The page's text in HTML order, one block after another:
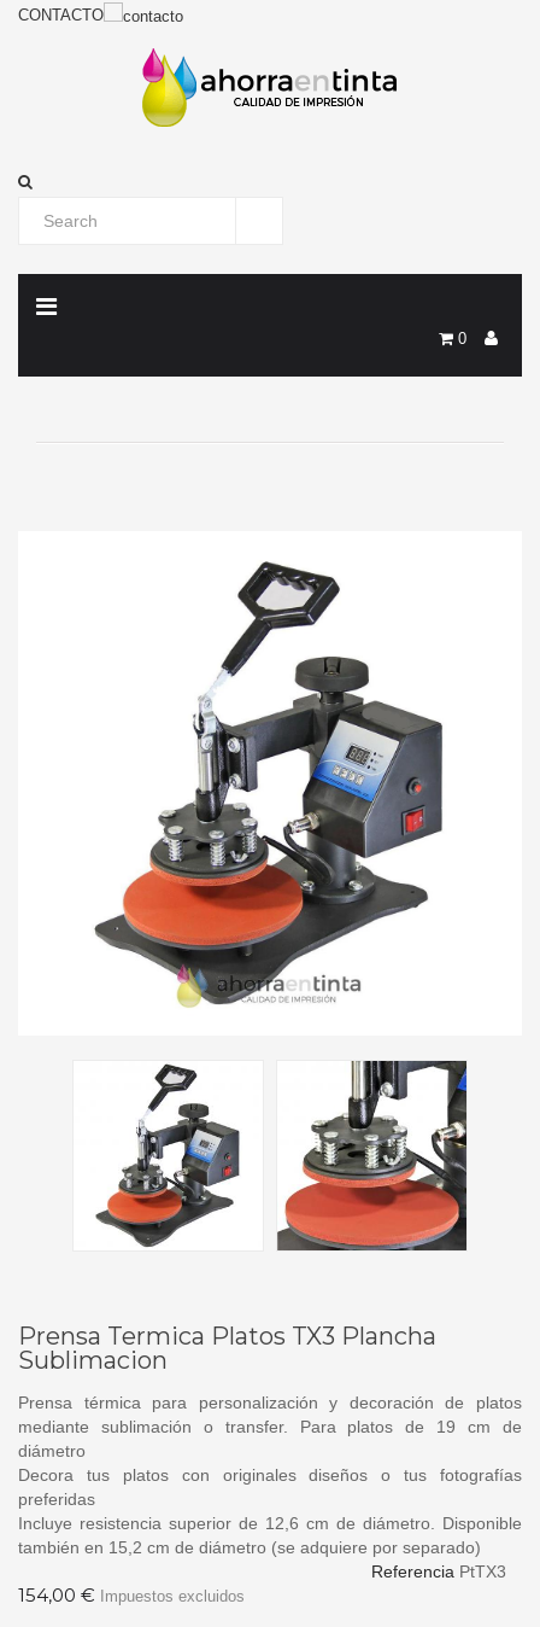
CONTACTO
0
Prensa Termica Platos TX3 Plancha
Sublimacion
Prensa térmica para personalización y decoración de platos
mediante sublimación o transfer. Para platos de 19 cm de
diámetro
Decora tus platos con originales diseños o tus fotografías
preferidas
Incluye resistencia superior de 12,6 cm de diámetro. Disponible
también en 15,2 cm de diámetro (se adquiere por separado)
Referencia PtTX3
154,00 € Impuestos excluidos